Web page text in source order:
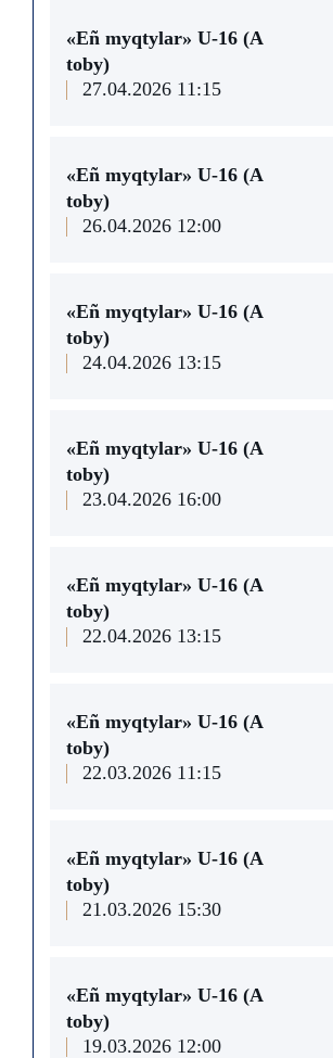
«Eñ myqtylar» U-16 (А
toby)
27.04.2026 11:15
«Eñ myqtylar» U-16 (А
toby)
26.04.2026 12:00
«Eñ myqtylar» U-16 (А
toby)
24.04.2026 13:15
«Eñ myqtylar» U-16 (А
toby)
23.04.2026 16:00
«Eñ myqtylar» U-16 (А
toby)
22.04.2026 13:15
«Eñ myqtylar» U-16 (А
toby)
22.03.2026 11:15
«Eñ myqtylar» U-16 (А
toby)
21.03.2026 15:30
«Eñ myqtylar» U-16 (А
toby)
19.03.2026 12:00